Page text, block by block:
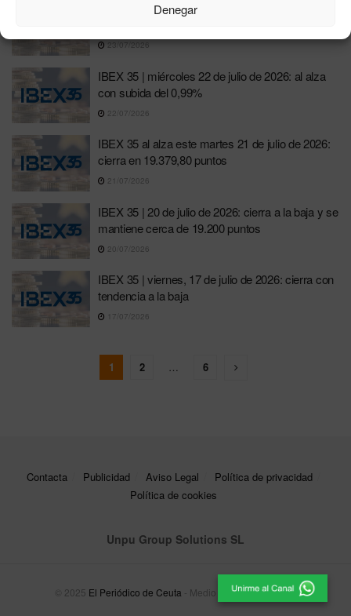
Denegar
IBEX 35: cierra a la baja el jueves 23 de julio de
23/07/2026
IBEX 35 | miércoles 22 de julio de 2026: al alza
con subida del 0,99%
22/07/2026
IBEX 35 al alza este martes 21 de julio de 2026:
cierra en 19.379,80 puntos
21/07/2026
IBEX 35 | 20 de julio de 2026: cierra a la baja y se
mantiene cerca de 19.200 puntos
20/07/2026
IBEX 35 | viernes, 17 de julio de 2026: cierra con
tendencia a la baja
17/07/2026
1 2 6
Contacta Publicidad Aviso Legal
Política de privacidad
Política de cookies
Unpu Group Solutions SL
© 2025 El Periódico de Ceuta - Medio de Comunicación